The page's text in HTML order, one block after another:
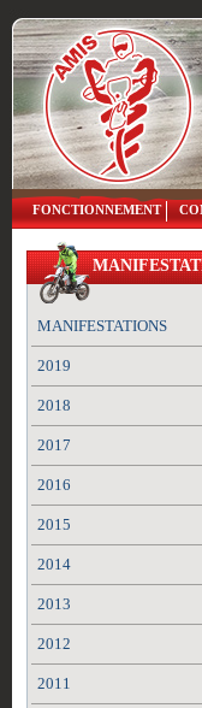
FONCTIONNEMENT
MANIFESTATIONS
2019
2018
2017
2016
2015
2014
2013
2012
2011